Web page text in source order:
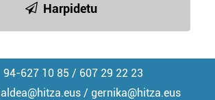
Harpidetu
94-627 10 85 / 607 29 22 23
/ gernika@hitza.eus